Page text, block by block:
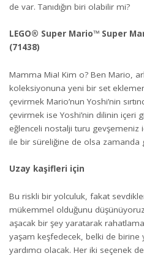
de var. Tanıdığın biri olabilir mi?
LEGO® Super Mario™ Super
(71438)
Mamma Mia! Kim o? Ben Mario,
koleksiyonuna yeni bir set
çevirmek Mario’nun Yoshi’nin
çevirmek ise Yoshi’nin dilinin içeri
eğlenceli nostalji turu gevşemeniz
ile bir süreliğine de olsa zamanda
Uzay kaşifleri için
Bu riskli bir yolculuk, fakat
mükemmel olduğunu
aşacak bir şey yaratarak
yaşam keşfedecek, belki de
yardımcı olacak. Her iki seçenek